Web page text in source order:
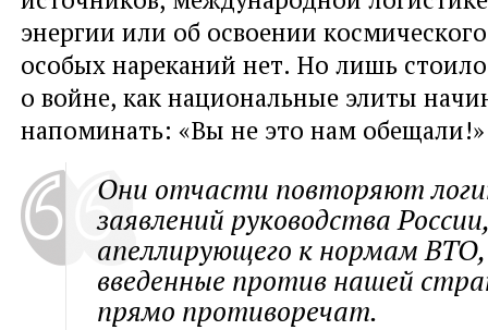
энергии или об освоении
особых нареканий нет. Но лишь стоило
о войне, как национальные элиты
напоминать: «Вы не это нам обещали!»
Они отчасти повторяют
заявлений руководства России
апеллирующего к нормам ВТО,
введенные против нашей
прямо противоречат.